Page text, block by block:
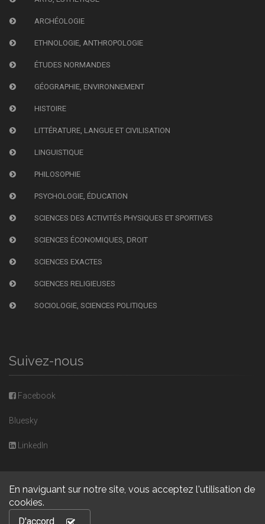
En naviguant sur notre site, vous acceptez l'utilisation de
cookies.
D'accord
ARCHÉOLOGIE
ETHNOLOGIE, ANTHROPOLOGIE
ÉTUDES NORMANDES
GÉOGRAPHIE, ENVIRONNEMENT
HISTOIRE
LITTÉRATURE, LANGUE ET CIVILISATION
LINGUISTIQUE
PHILOSOPHIE
PSYCHOLOGIE, ÉDUCATION
SCIENCES DES ACTIVITÉS PHYSIQUES ET SPORTIVES
SCIENCES ÉCONOMIQUES, DROIT
SCIENCES EXACTES
SCIENCES RELIGIEUSES
SOCIOLOGIE, SCIENCES POLITIQUES
Suivez-nous
Facebook
Bluesky
LinkedIn